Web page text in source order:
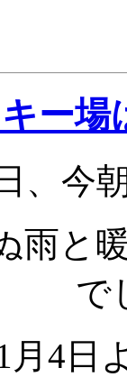
ー
、今
雨と
で
4日